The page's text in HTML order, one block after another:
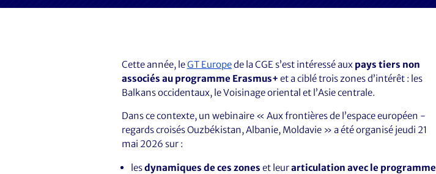
Cette année, leGT Europede la CGE s’est intéressé aux pays tiers non
associés au programme Erasmus+ et a ciblé trois zones d’intérêt : les
Balkans occidentaux, le Voisinage oriental et l’Asie centrale.
Dans ce contexte, un webinaire « Aux frontières de l’espace européen -
regards croisés Ouzbékistan, Albanie, Moldavie » a été organisé jeudi 21
mai 2026 sur :
lesdynamiques de ces zones et leurarticulation avec le programme